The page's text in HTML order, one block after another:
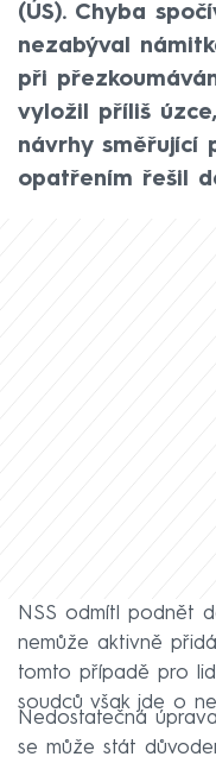
(ÚS). Chyba
nezabýval
při
vyložil příliš
návrhy směřující
opatřením řešil
NSS odmítl podnět
nemůže aktivně
tomto případě pro
soudců však jde o
Nedostatečná
se může stát